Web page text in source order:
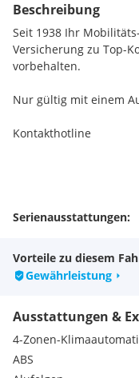
Beschreibung
Seit 1938 Ihr
Versicherung zu Top-
vorbehalten.
Nur gültig mit einem
Kontakthotline
Serienausstattungen:
Elektrische
Beheizbare
Dachhimmel in
Zwischenladeboden
Heckspoiler in
Vorteile zu diesem
Gewährleistung
Ausstattungen &
4-Zonen-
ABS